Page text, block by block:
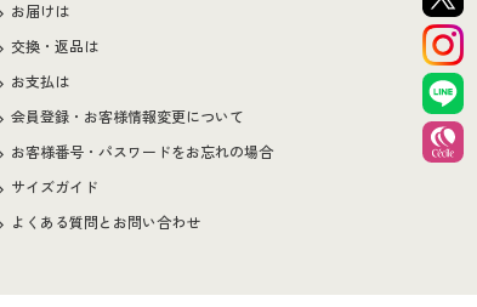
お届けは
交換・返品は
お支払は
会員登録・お客様情報変更について
お客様番号・パスワードをお忘れの場合
サイズガイド
よくある質問とお問い合わせ